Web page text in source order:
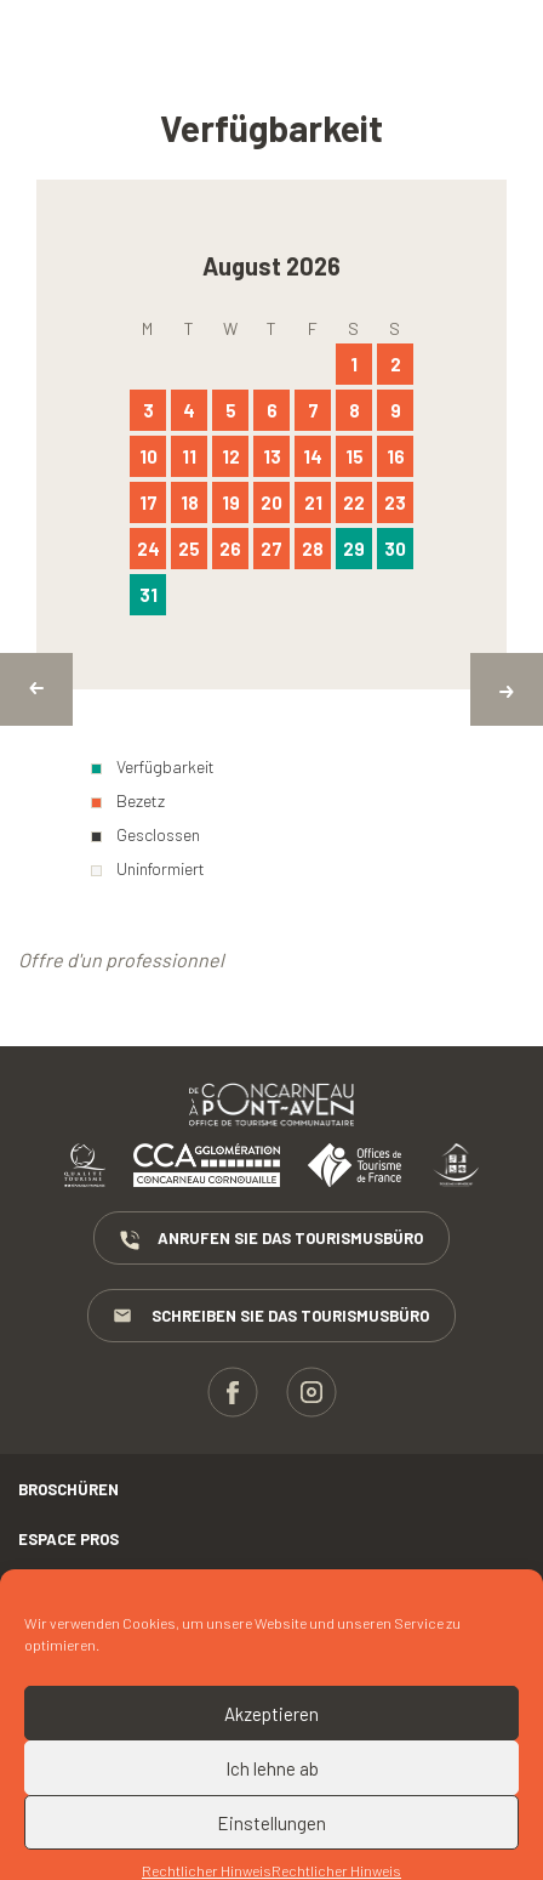
Wir verwenden Cookies, um unsere Website und unseren Service zu
optimieren.
Akzeptieren
Ich lehne ab
Einstellungen
Rechtlicher HinweisRechtlicher Hinweis
Verfügbarkeit
August 2026
M T W T F S S
1 2
3 4 5 6 7 8 9
10 11 12 13 14 15 16
17 18 19 20 21 22 23
24 25 26 27 28 29 30
31
Verfügbarkeit
Bezetz
Gesclossen
Uninformiert
Offre d'un professionnel
KONTAKT « MME DUPAS »
ANRUFEN SIE DAS TOURISMUSBÜRO
SCHREIBEN SIE DAS TOURISMUSBÜRO
BROSCHÜREN
ESPACE PROS
RECHTLICHER HINWEIS
FOTOKREDIT
COOKIES
NACH OBEN